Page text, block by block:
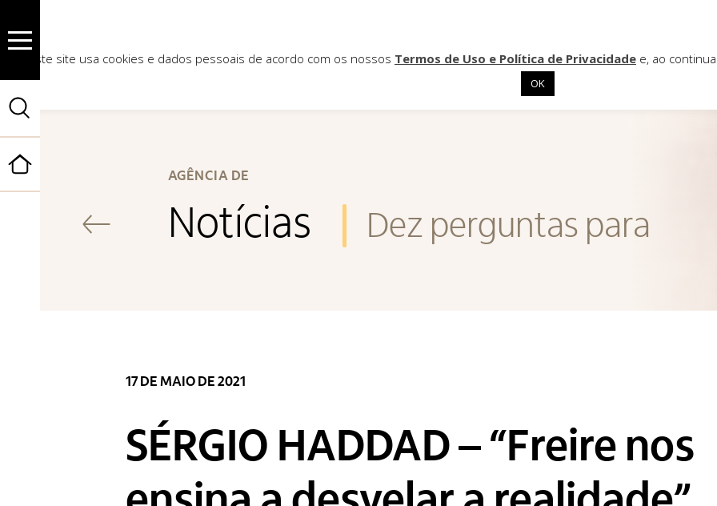
AGÊNCIA DE
Notícias Dez perguntas para
17 DE MAIO DE 2021
SÉRGIO HADDAD – “Freire nos
Este site usa cookies e dados pessoais de acordo com os nossos Termos de Uso e Política de Privacidade e, ao
OK